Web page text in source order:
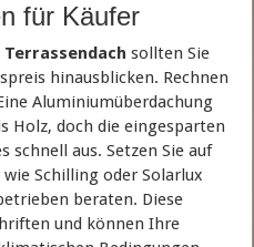
für Käufer
sollten Sie
hinausblicken. Rechnen
Aluminiumüberdachung
Holz, doch die eingesparten
schnell aus. Setzen Sie auf
Schilling oder Solarlux
beraten. Diese
und können Ihre